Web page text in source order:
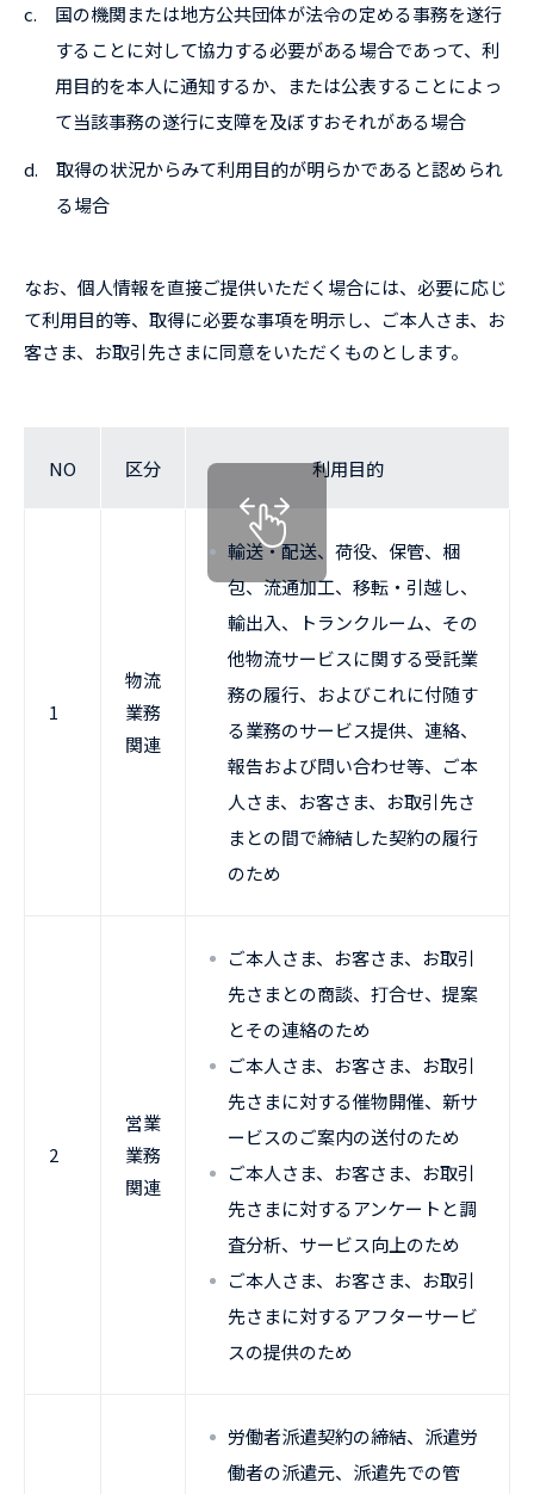
c.
国の機関または地方公共団体が法令の定める事務を遂行
することに対して協力する必要がある場合であって、利
用目的を本人に通知するか、または公表することによっ
て当該事務の遂行に支障を及ぼすおそれがある場合
d.
取得の状況からみて利用目的が明らかであると認められ
る場合
なお、個人情報を直接ご提供いただく場合には、必要に応じ
て利用目的等、取得に必要な事項を明示し、ご本人さま、お
客さま、お取引先さまに同意をいただくものとします。
NO 区分 利用目的
1
物流
業務
関連
輸送・配送、荷役、保管、梱
包、流通加工、移転・引越し、
輸出入、トランクルーム、その
他物流サービスに関する受託業
務の履行、およびこれに付随す
る業務のサービス提供、連絡、
報告および問い合わせ等、ご本
人さま、お客さま、お取引先さ
まとの間で締結した契約の履行
のため
2
営業
業務
関連
ご本人さま、お客さま、お取引
先さまとの商談、打合せ、提案
とその連絡のため
ご本人さま、お客さま、お取引
先さまに対する催物開催、新サ
ービスのご案内の送付のため
ご本人さま、お客さま、お取引
先さまに対するアンケートと調
査分析、サービス向上のため
ご本人さま、お客さま、お取引
先さまに対するアフターサービ
スの提供のため
労働者派遣契約の締結、派遣労
働者の派遣元、派遣先での管